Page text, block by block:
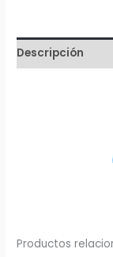
Descripción
Productos